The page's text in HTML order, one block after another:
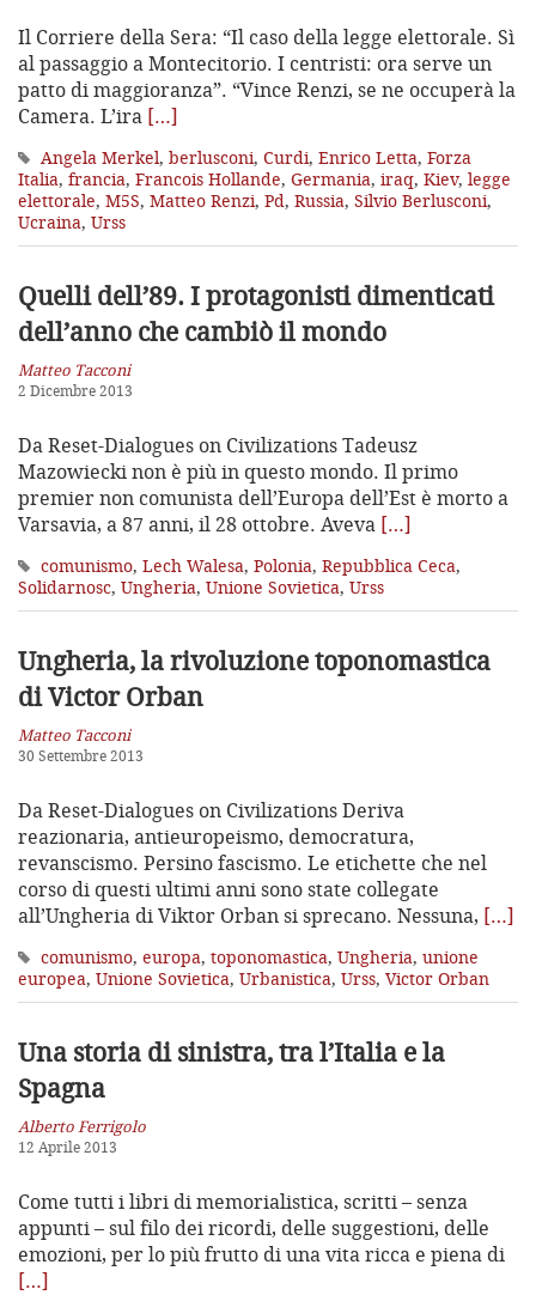
Il Corriere della Sera: “Il caso della legge elettorale. Sì
al passaggio a Montecitorio. I centristi: ora serve un
patto di maggioranza”. “Vince Renzi, se ne occuperà la
Camera. L’ira […]
Angela Merkel, berlusconi, Curdi, Enrico Letta, Forza
Italia, francia, Francois Hollande, Germania, iraq, Kiev, legge
elettorale, M5S, Matteo Renzi, Pd, Russia, Silvio Berlusconi,
Ucraina, Urss
Quelli dell’89. I protagonisti dimenticati
dell’anno che cambiò il mondo
Matteo Tacconi
2 Dicembre 2013
Da Reset-Dialogues on Civilizations Tadeusz
Mazowiecki non è più in questo mondo. Il primo
premier non comunista dell’Europa dell’Est è morto a
Varsavia, a 87 anni, il 28 ottobre. Aveva […]
comunismo, Lech Walesa, Polonia, Repubblica Ceca,
Solidarnosc, Ungheria, Unione Sovietica, Urss
Ungheria, la rivoluzione toponomastica
di Victor Orban
Matteo Tacconi
30 Settembre 2013
Da Reset-Dialogues on Civilizations Deriva
reazionaria, antieuropeismo, democratura,
revanscismo. Persino fascismo. Le etichette che nel
corso di questi ultimi anni sono state collegate
all’Ungheria di Viktor Orban si sprecano. Nessuna, […]
comunismo, europa, toponomastica, Ungheria, unione
europea, Unione Sovietica, Urbanistica, Urss, Victor Orban
Una storia di sinistra, tra l’Italia e la
Spagna
Alberto Ferrigolo
12 Aprile 2013
Come tutti i libri di memorialistica, scritti – senza
appunti – sul filo dei ricordi, delle suggestioni, delle
emozioni, per lo più frutto di una vita ricca e piena di
[…]